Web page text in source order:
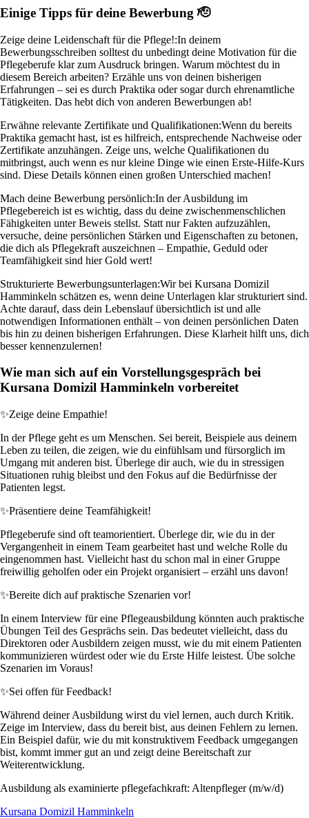
Einige Tipps für deine Bewerbung 🫡
Zeige deine Leidenschaft für die Pflege!:In deinem
Bewerbungsschreiben solltest du unbedingt deine Motivation für die
Pflegeberufe klar zum Ausdruck bringen. Warum möchtest du in
diesem Bereich arbeiten? Erzähle uns von deinen bisherigen
Erfahrungen – sei es durch Praktika oder sogar durch ehrenamtliche
Tätigkeiten. Das hebt dich von anderen Bewerbungen ab!
Erwähne relevante Zertifikate und Qualifikationen:Wenn du bereits
Praktika gemacht hast, ist es hilfreich, entsprechende Nachweise oder
Zertifikate anzuhängen. Zeige uns, welche Qualifikationen du
mitbringst, auch wenn es nur kleine Dinge wie einen Erste-Hilfe-Kurs
sind. Diese Details können einen großen Unterschied machen!
Mach deine Bewerbung persönlich:In der Ausbildung im
Pflegebereich ist es wichtig, dass du deine zwischenmenschlichen
Fähigkeiten unter Beweis stellst. Statt nur Fakten aufzuzählen,
versuche, deine persönlichen Stärken und Eigenschaften zu betonen,
die dich als Pflegekraft auszeichnen – Empathie, Geduld oder
Teamfähigkeit sind hier Gold wert!
Strukturierte Bewerbungsunterlagen:Wir bei Kursana Domizil
Hamminkeln schätzen es, wenn deine Unterlagen klar strukturiert sind.
Achte darauf, dass dein Lebenslauf übersichtlich ist und alle
notwendigen Informationen enthält – von deinen persönlichen Daten
bis hin zu deinen bisherigen Erfahrungen. Diese Klarheit hilft uns, dich
besser kennenzulernen!
Wie man sich auf ein Vorstellungsgespräch bei
Kursana Domizil Hamminkeln vorbereitet
✨Zeige deine Empathie!
In der Pflege geht es um Menschen. Sei bereit, Beispiele aus deinem
Leben zu teilen, die zeigen, wie du einfühlsam und fürsorglich im
Umgang mit anderen bist. Überlege dir auch, wie du in stressigen
Situationen ruhig bleibst und den Fokus auf die Bedürfnisse der
Patienten legst.
✨Präsentiere deine Teamfähigkeit!
Pflegeberufe sind oft teamorientiert. Überlege dir, wie du in der
Vergangenheit in einem Team gearbeitet hast und welche Rolle du
eingenommen hast. Vielleicht hast du schon mal in einer Gruppe
freiwillig geholfen oder ein Projekt organisiert – erzähl uns davon!
✨Bereite dich auf praktische Szenarien vor!
In einem Interview für eine Pflegeausbildung könnten auch praktische
Übungen Teil des Gesprächs sein. Das bedeutet vielleicht, dass du
Direktoren oder Ausbildern zeigen musst, wie du mit einem Patienten
kommunizieren würdest oder wie du Erste Hilfe leistest. Übe solche
Szenarien im Voraus!
✨Sei offen für Feedback!
Während deiner Ausbildung wirst du viel lernen, auch durch Kritik.
Zeige im Interview, dass du bereit bist, aus deinen Fehlern zu lernen.
Ein Beispiel dafür, wie du mit konstruktivem Feedback umgegangen
bist, kommt immer gut an und zeigt deine Bereitschaft zur
Weiterentwicklung.
Ausbildung als examinierte pflegefachkraft: Altenpfleger (m/w/d)
Kursana Domizil Hamminkeln